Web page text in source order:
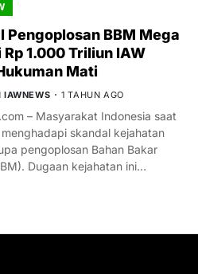
Pengoplosan BBM Mega
Rp 1.000 Triliun IAW
Mati
IAWNEWS 1 TAHUN AGO
– Masyarakat Indonesia saat
skandal kejahatan
pengoplosan Bahan Bakar
Dugaan kejahatan ini…